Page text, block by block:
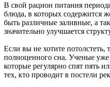
В свой рацион питания
блюда, в которых содержится
быть различные заливные, а
значительно улучшается
Если вы не хотите потолстеть,
полноценного сна. Ученые
которые регулярно спят пять
тех, кто проводит в постели